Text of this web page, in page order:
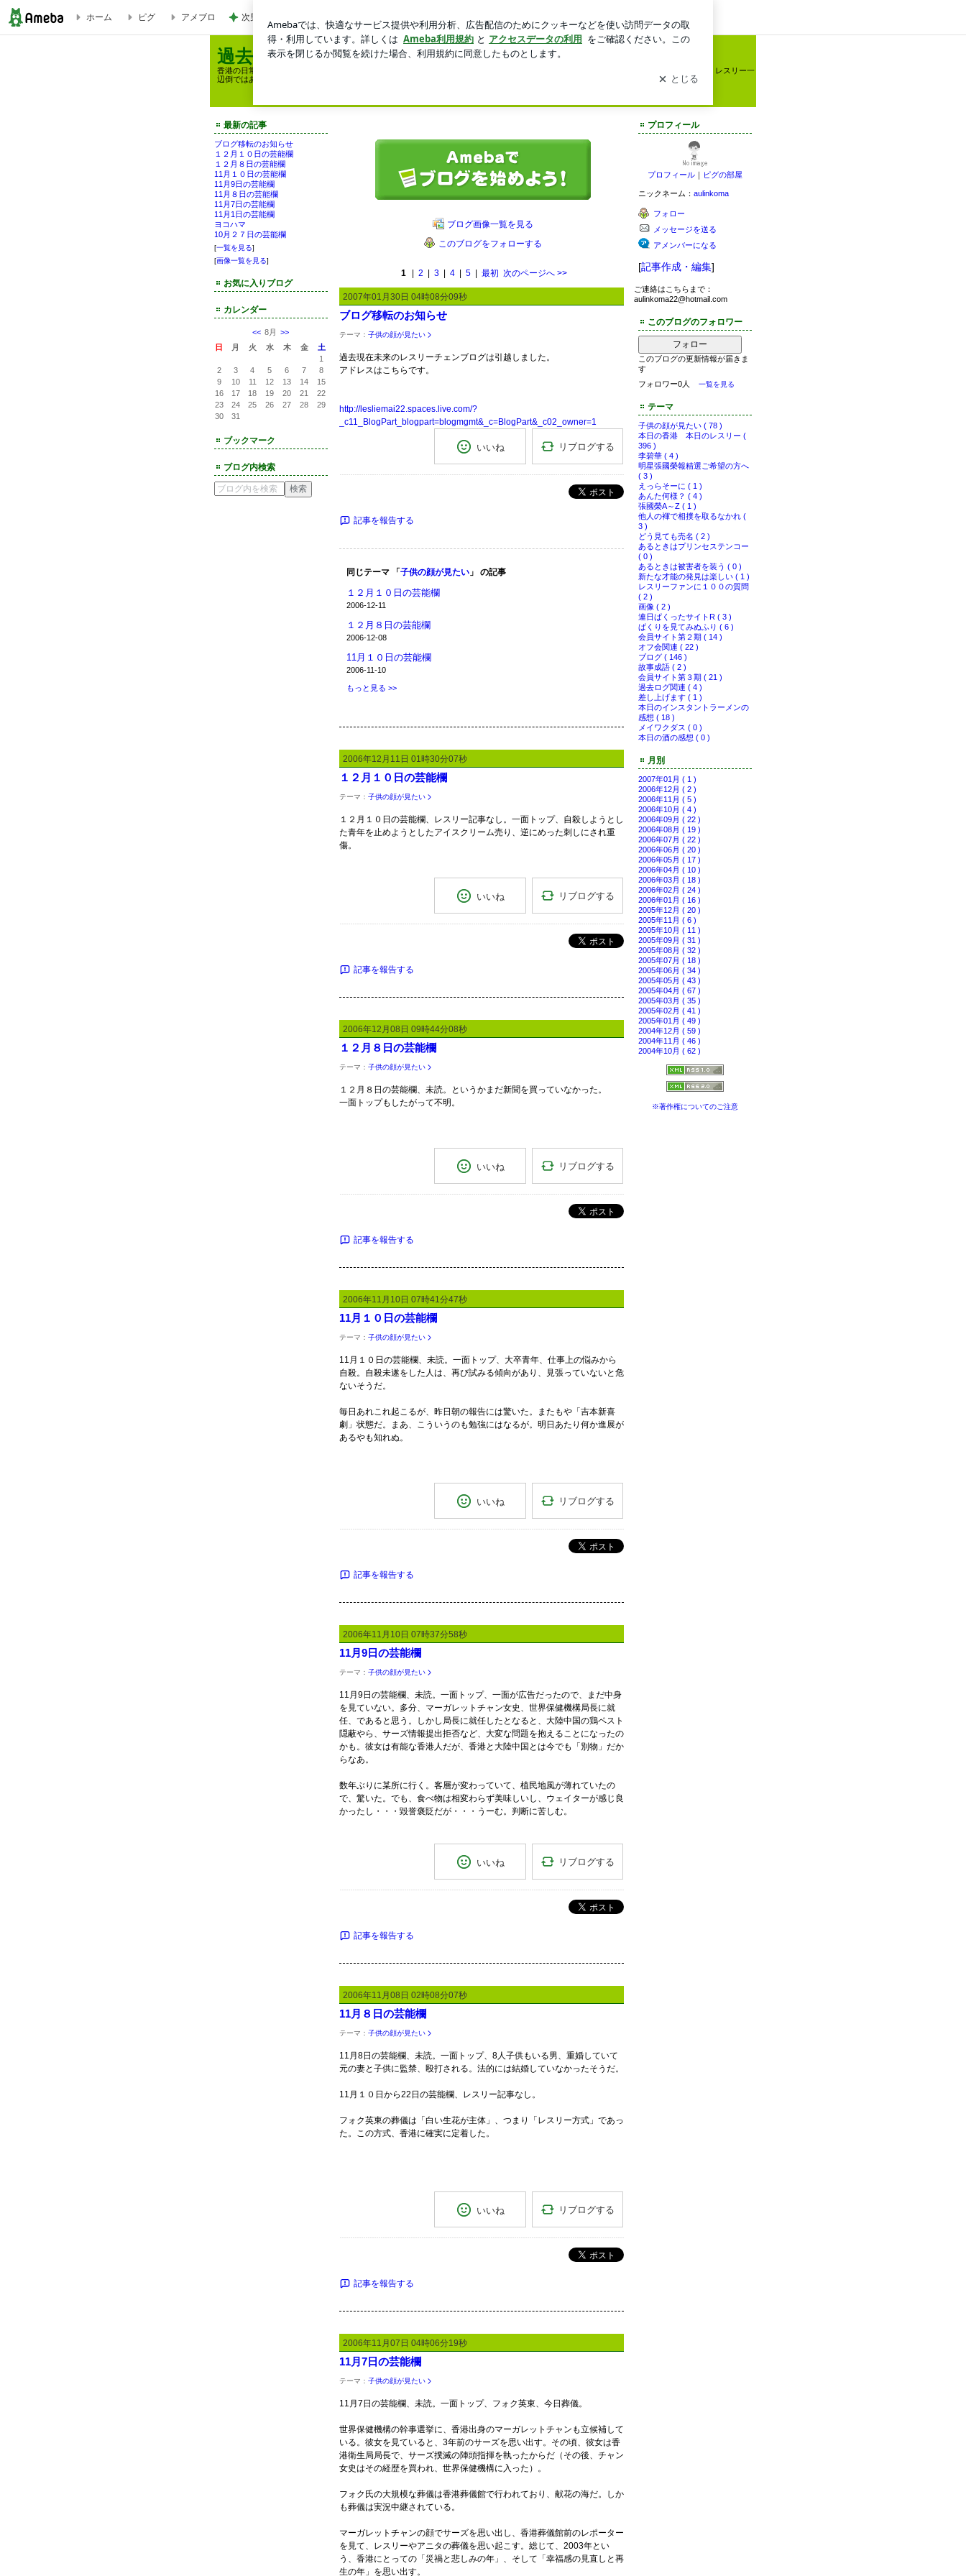
ホーム ピグ アメブロ 次男がくれた旨過ぎる豚まんと焼売
過去現在未来のレスリーチェン（張國榮）
香港の日常および、我らが若旦那・故レスリー（レスリーチェン、レスリーチョン、レスリーチャン、張國榮）チェンに関するブログです。レスリー一
辺倒ではありません。他のレスリーサイの常連が見ても、つまらないと思います。
最新の記事
ブログ移転のお知らせ
１２月１０日の芸能欄
１２月８日の芸能欄
11月１０日の芸能欄
11月9日の芸能欄
11月８日の芸能欄
11月7日の芸能欄
11月1日の芸能欄
ヨコハマ
10月２７日の芸能欄
[一覧を見る]
[画像一覧を見る]
お気に入りブログ
カレンダー
<< 8月 >>
日
月 火 水 木 金
土
1
2
3 4 5 6 7
8
9
10 11 12 13 14
15
16
17 18 19 20 21
22
23
24 25 26 27 28
29
30
31
ブックマーク
ブログ内検索
ブログ画像一覧を見る
このブログをフォローする
1 2 3 4 5 最初 次のページへ>>
2007年01月30日 04時08分09秒
ブログ移転のお知らせ
テーマ： 子供の顔が見たい
過去現在未来のレスリーチェンブログは引越しました。
アドレスはこちらです。
http://lesliemai22.spaces.live.com/?
_c11_BlogPart_blogpart=blogmgmt&_c=BlogPart&_c02_owner=1
いいね リブログする
ポスト
記事を報告する
同じテーマ 「 子供の顔が見たい 」 の記事
１２月１０日の芸能欄
2006-12-11
１２月８日の芸能欄
2006-12-08
11月１０日の芸能欄
2006-11-10
もっと見る >>
2006年12月11日 01時30分07秒
１２月１０日の芸能欄
テーマ： 子供の顔が見たい
１２月１０日の芸能欄、レスリー記事なし。一面トップ、自殺しようとし
た青年を止めようとしたアイスクリーム売り、逆にめった刺しにされ重
傷。
いいね リブログする
ポスト
記事を報告する
2006年12月08日 09時44分08秒
１２月８日の芸能欄
テーマ： 子供の顔が見たい
１２月８日の芸能欄、未読。というかまだ新聞を買っていなかった。
一面トップもしたがって不明。
いいね リブログする
ポスト
記事を報告する
2006年11月10日 07時41分47秒
11月１０日の芸能欄
テーマ： 子供の顔が見たい
11月１０日の芸能欄、未読。一面トップ、大卒青年、仕事上の悩みから
自殺。自殺未遂をした人は、再び試みる傾向があり、見張っていないと危
ないそうだ。
毎日あれこれ起こるが、昨日朝の報告には驚いた。またもや「吉本新喜
劇」状態だ。まあ、こういうのも勉強にはなるが。明日あたり何か進展が
あるやも知れぬ。
いいね リブログする
ポスト
記事を報告する
2006年11月10日 07時37分58秒
11月9日の芸能欄
テーマ： 子供の顔が見たい
11月9日の芸能欄、未読。一面トップ、一面が広告だったので、まだ中身
を見ていない。多分、マーガレットチャン女史、世界保健機構局長に就
任、であると思う。しかし局長に就任したとなると、大陸中国の鶏ペスト
隠蔽やら、サーズ情報提出拒否など、大変な問題を抱えることになったの
かも。彼女は有能な香港人だが、香港と大陸中国とは今でも「別物」だか
らなあ。
数年ぶりに某所に行く。客層が変わっていて、植民地風が薄れていたの
で、驚いた。でも、食べ物は相変わらず美味しいし、ウェイターが感じ良
かったし・・・毀誉褒貶だが・・・うーむ。判断に苦しむ。
いいね リブログする
ポスト
記事を報告する
2006年11月08日 02時08分07秒
11月８日の芸能欄
テーマ： 子供の顔が見たい
11月8日の芸能欄、未読。一面トップ、8人子供もいる男、重婚していて
元の妻と子供に監禁、殴打される。法的には結婚していなかったそうだ。
11月１０日から22日の芸能欄、レスリー記事なし。
フォク英東の葬儀は「白い生花が主体」、つまり「レスリー方式」であっ
た。この方式、香港に確実に定着した。
いいね リブログする
ポスト
記事を報告する
2006年11月07日 04時06分19秒
11月7日の芸能欄
テーマ： 子供の顔が見たい
11月7日の芸能欄、未読。一面トップ、フォク英東、今日葬儀。
世界保健機構の幹事選挙に、香港出身のマーガレットチャンも立候補して
いる。彼女を見ていると、3年前のサーズを思い出す。その頃、彼女は香
港衛生局局長で、サーズ撲滅の陣頭指揮を執ったからだ（その後、チャン
女史はその経歴を買われ、世界保健機構に入った）。
フォク氏の大規模な葬儀は香港葬儀館で行われており、献花の海だ。しか
も葬儀は実況中継されている。
マーガレットチャンの顔でサーズを思い出し、香港葬儀館前のレポーター
を見て、レスリーやアニタの葬儀を思い起こす。総じて、2003年とい
う、香港にとっての「災禍と悲しみの年」、そして「幸福感の見直しと再
生の年」を思い出す。
プロフィール
プロフィール ｜ ピグの部屋
ニックネーム： aulinkoma
フォロー
メッセージを送る
アメンバーになる
[記事作成・編集]
ご連絡はこちらまで：
aulinkoma22@hotmail.com
このブログのフォロワー
フォロー
このブログの更新情報が届きま
す
フォロワー0人
一覧を見る
テーマ
子供の顔が見たい ( 78 )
本日の香港 本日のレスリー (
396 )
李碧華 ( 4 )
明星張國榮報精選ご希望の方へ
( 3 )
えっらそーに ( 1 )
あんた何様？ ( 4 )
張國榮A～Z ( 1 )
他人の褌で相撲を取るなかれ (
3 )
どう見ても売名 ( 2 )
あるときはプリンセステンコー
( 0 )
あるときは被害者を装う ( 0 )
新たな才能の発見は楽しい ( 1 )
レスリーファンに１００の質問
( 2 )
画像 ( 2 )
連日ぱくったサイトR ( 3 )
ぱくりを見てみぬふり ( 6 )
会員サイト第２期 ( 14 )
オフ会関連 ( 22 )
ブログ ( 146 )
故事成語 ( 2 )
会員サイト第３期 ( 21 )
過去ログ関連 ( 4 )
差し上げます ( 1 )
本日のインスタントラーメンの
感想 ( 18 )
メイワクダス ( 0 )
本日の酒の感想 ( 0 )
月別
2007年01月 ( 1 )
2006年12月 ( 2 )
2006年11月 ( 5 )
2006年10月 ( 4 )
2006年09月 ( 22 )
2006年08月 ( 19 )
2006年07月 ( 22 )
2006年06月 ( 20 )
2006年05月 ( 17 )
2006年04月 ( 10 )
2006年03月 ( 18 )
2006年02月 ( 24 )
2006年01月 ( 16 )
2005年12月 ( 20 )
2005年11月 ( 6 )
2005年10月 ( 11 )
2005年09月 ( 31 )
2005年08月 ( 32 )
2005年07月 ( 18 )
2005年06月 ( 34 )
2005年05月 ( 43 )
2005年04月 ( 67 )
2005年03月 ( 35 )
2005年02月 ( 41 )
2005年01月 ( 49 )
2004年12月 ( 59 )
2004年11月 ( 46 )
2004年10月 ( 62 )
※著作権についてのご注意